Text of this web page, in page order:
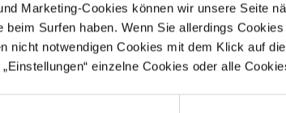
Marketing-Cookies können wir unsere Seite
beim Surfen haben. Wenn Sie allerdings
nicht notwendigen Cookies mit dem Klick auf
einzelne Cookies oder alle